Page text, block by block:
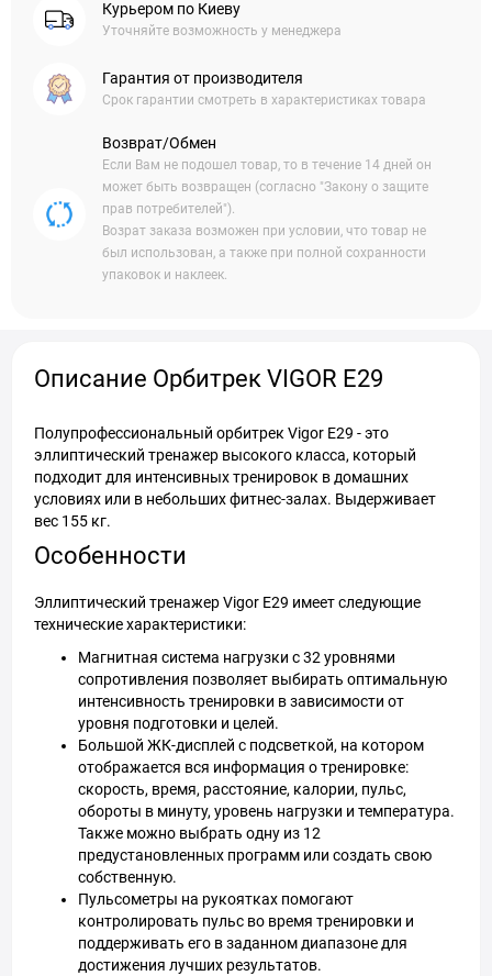
Курьером по Киеву
Уточняйте возможность у менеджера
Гарантия от производителя
Срок гарантии смотреть в характеристиках товара
Возврат/Обмен
Если Вам не подошел товар, то в течение 14 дней он
может быть возвращен (согласно "Закону о защите
прав потребителей").
Возрат заказа возможен при условии, что товар не
был использован, а также при полной сохранности
упаковок и наклеек.
Описание Орбитрек VIGOR E29
Полупрофессиональный орбитрек Vigor E29 - это
эллиптический тренажер высокого класса, который
подходит для интенсивных тренировок в домашних
условиях или в небольших фитнес-залах. Выдерживает
вес 155 кг.
Особенности
Эллиптический тренажер Vigor E29 имеет следующие
технические характеристики:
Магнитная система нагрузки с 32 уровнями
сопротивления позволяет выбирать оптимальную
интенсивность тренировки в зависимости от
уровня подготовки и целей.
Большой ЖК-дисплей с подсветкой, на котором
отображается вся информация о тренировке:
скорость, время, расстояние, калории, пульс,
обороты в минуту, уровень нагрузки и температура.
Также можно выбрать одну из 12
предустановленных программ или создать свою
собственную.
Пульсометры на рукоятках помогают
контролировать пульс во время тренировки и
поддерживать его в заданном диапазоне для
достижения лучших результатов.